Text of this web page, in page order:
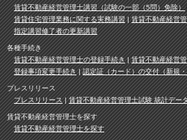
賃貸不動産経営管理士講習（試験の一部（5問）免除）
賃貸住宅管理業務に関する実務講習
賃貸不動産経営
指定講習修了者の更新講習
各種手続き
賃貸不動産経営管理士の登録手続き
賃貸不動産経営
登録事項変更手続き
認定証（カード）の交付（新規
プレスリリース
プレスリリース
賃貸不動産経営管理士試験 統計デー
賃貸不動産経営管理士を探す
賃貸不動産経営管理士を探す